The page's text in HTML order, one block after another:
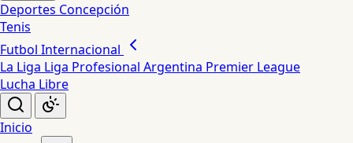
Deportes Concepción
Tenis
Futbol Internacional
La Liga Liga Profesional Argentina Premier League
Lucha Libre
Inicio